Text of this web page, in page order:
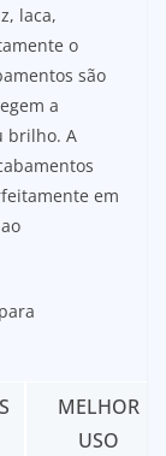
laca,
o
são
a
brilho. A
em
MELHOR
USO